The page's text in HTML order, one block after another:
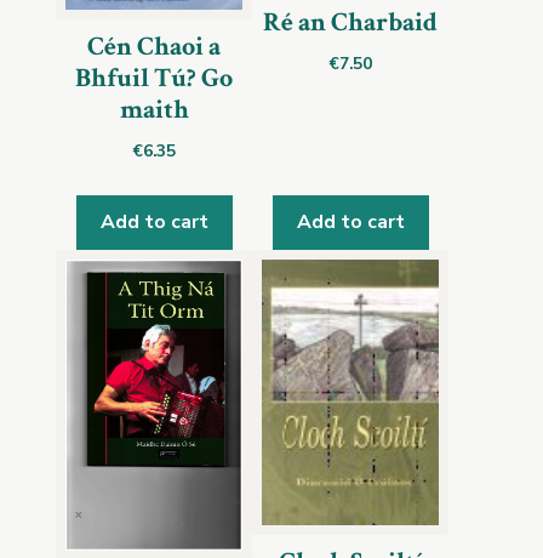
Cén Chaoi a
Bhfuil Tú? Go
maith
€6.35
Add to cart
Ré an Charbaid
€7.50
Add to cart